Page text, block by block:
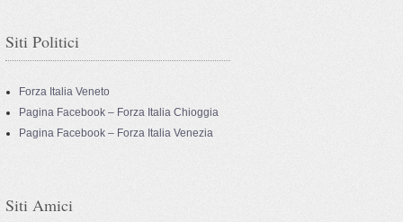
Siti Politici
Forza Italia Veneto
Pagina Facebook – Forza Italia Chioggia
Pagina Facebook – Forza Italia Venezia
Siti Amici